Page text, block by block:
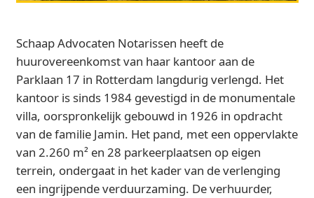
Schaap Advocaten Notarissen heeft de
huurovereenkomst van haar kantoor aan de
Parklaan 17 in Rotterdam langdurig verlengd. Het
kantoor is sinds 1984 gevestigd in de monumentale
villa, oorspronkelijk gebouwd in 1926 in opdracht
van de familie Jamin. Het pand, met een oppervlakte
van 2.260 m² en 28 parkeerplaatsen op eigen
terrein, ondergaat in het kader van de verlenging
een ingrijpende verduurzaming. De verhuurder,